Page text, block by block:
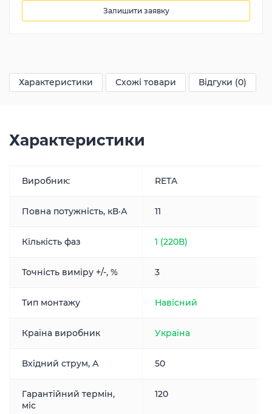
Залишити заявку
Характеристики Схожі товари Відгуки (0)
Характеристики
Виробник: RETA
Повна потужність, кВ·А 11
Кількість фаз 1 (220В)
Точність виміру +/-, % 3
Тип монтажу Навісний
Країна виробник Україна
Вхідний струм, А 50
Гарантійний термін,
міс
120